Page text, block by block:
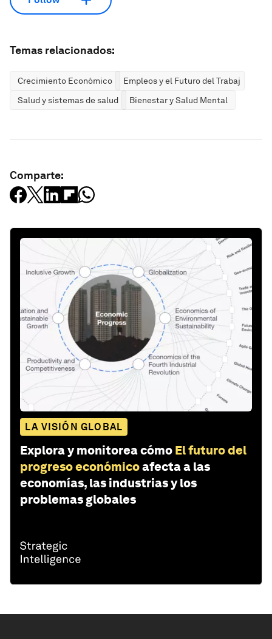
Temas relacionados:
Crecimiento Económico
Empleos y el Futuro del Trabajo
Salud y sistemas de salud
Bienestar y Salud Mental
Comparte:
LA VISIÓN GLOBAL
Explora y monitorea cómo El futuro del
progreso económicoafecta a las
economías, las industrias y los
problemas globales